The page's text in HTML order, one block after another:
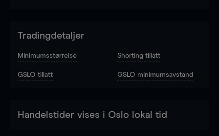
Tradingdetaljer
Minimumsstørrelse Shorting tillatt
GSLO tillatt GSLO minimumsavstand
Handelstider vises i Oslo lokal tid